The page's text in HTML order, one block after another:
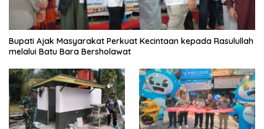
Bupati Ajak Masyarakat Perkuat Kecintaan kepada Rasulullah
melalui Batu Bara Bersholawat